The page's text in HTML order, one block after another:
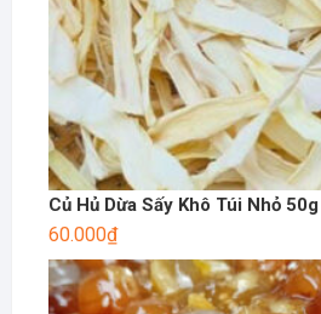
Củ Hủ Dừa Sấy Khô Túi Nhỏ 50g
60.000₫